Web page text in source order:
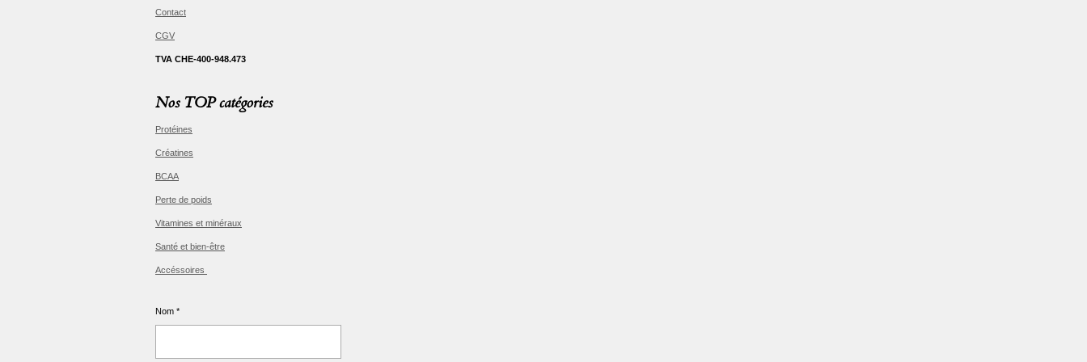
Contact
CGV
TVA CHE-400-948.473
Nos TOP catégories
Protéines
Créatines
BCAA
Perte de poids
Vitamines et minéraux
Santé et bien-être
Accéssoires
Nom *